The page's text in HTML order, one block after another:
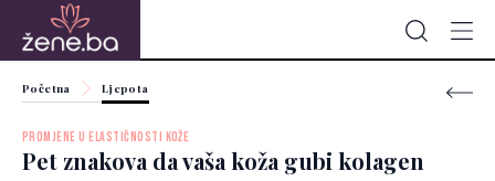
Početna Ljepota
PROMJENE U ELASTIČNOSTI KOŽE
Pet znakova da vaša koža gubi kolagen